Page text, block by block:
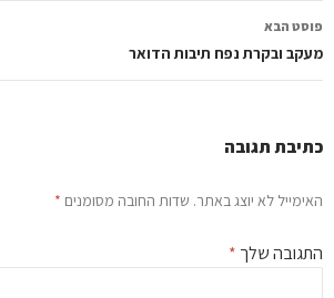
הבא
ובקרת נפח תיבות הדואר
תגובה
לא יוצג באתר.שדות החובה מסומנים*
שלך*